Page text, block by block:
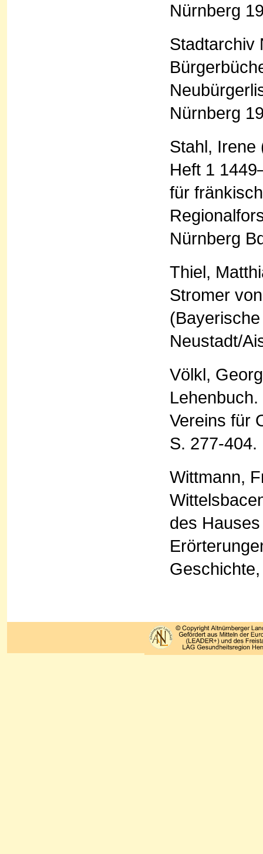
Nürnberg
Stadtarchiv
Nürnberg
Stahl, Irene
Heft 1
für
Nürnberg
Thiel,
Stromer
Neustadt/
Völkl,
Vereins für
S. 277-404.
Wittmann,
des